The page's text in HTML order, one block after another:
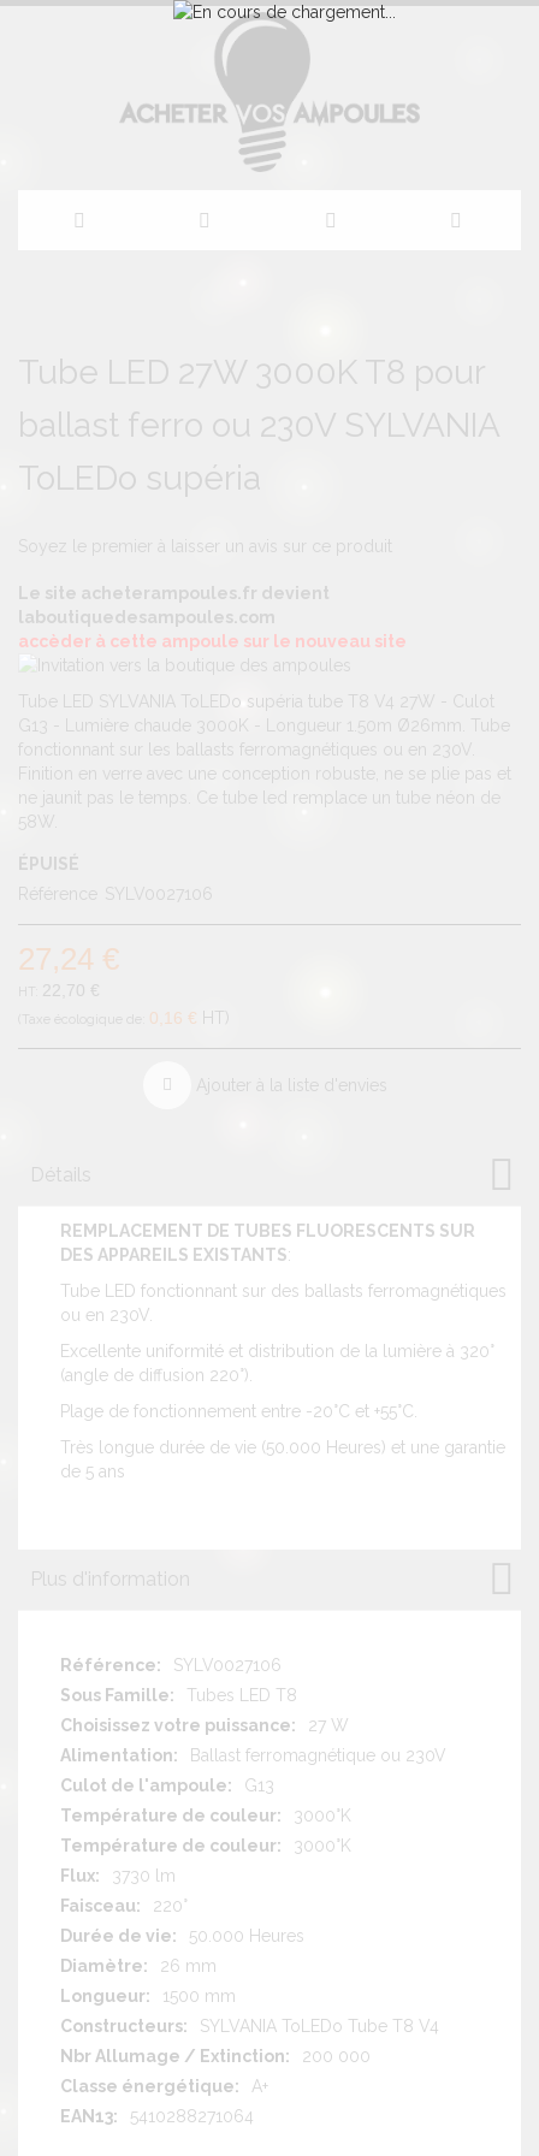
contenu
the
of
the
images
gallery
the
of
the
images
gallery
Tube LED 27W 3000K T8 pour
ballast ferro ou 230V SYLVANIA
ToLEDo supéria
Soyez le premier à laisser un avis sur ce produit
Le site acheterampoules.fr devient
laboutiquedesampoules.com
accèder à cette ampoule sur le nouveau site
Tube LED SYLVANIA ToLEDo supéria tube T8 V4 27W - Culot
G13 - Lumière chaude 3000K - Longueur 1.50m Ø26mm. Tube
fonctionnant sur les ballasts ferromagnétiques ou en 230V.
Finition en verre avec une conception robuste, ne se plie pas et
ne jaunit pas le temps. Ce tube led remplace un tube néon de
58W.
ÉPUISÉ
Référence SYLV0027106
27,24 €
22,70 €
0,16 € HT
Ajouter à la liste d'envies
Détails
REMPLACEMENT DE TUBES FLUORESCENTS SUR
DES APPAREILS EXISTANTS:
Tube LED fonctionnant sur des ballasts ferromagnétiques
ou en 230V.
Excellente uniformité et distribution de la lumière à 320°
(angle de diffusion 220°).
Plage de fonctionnement entre -20°C et +55°C.
Très longue durée de vie (50.000 Heures) et une garantie
de 5 ans
Plus d'information
Plus
d'information
SYLV0027106
Tubes LED T8
27 W
Ballast ferromagnétique ou 230V
G13
3000°K
3000°K
3730 lm
220°
50.000 Heures
26 mm
1500 mm
SYLVANIA ToLEDo Tube T8 V4
200 000
A+
5410288271064